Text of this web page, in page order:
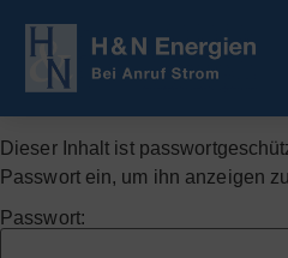
Dieser Inhalt ist
Passwort ein, um ihn anzeigen
Passwort: